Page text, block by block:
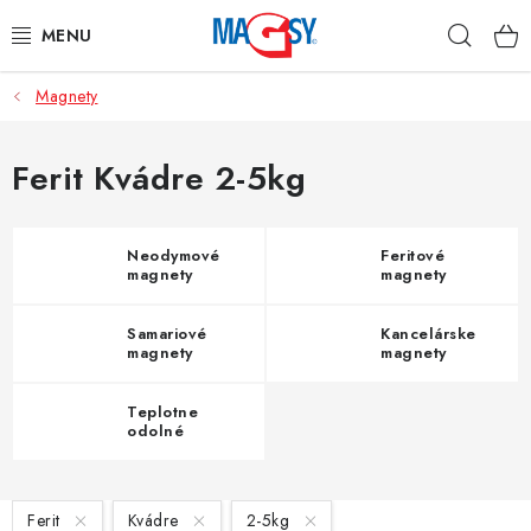
na
HLAVNÉ KATEGÓRIE
MAGNETICKÉ POMÔCKY
OSTATNÉ MAGNETY
NEREZOVÉ MATERIÁLY
Obchodné podmienky
Magnety
Ferit Kvádre 2-5kg
Neodymové
magnety
Feritové
magnety
Samariové
magnety
Kancelárske
magnety
Teplotne
odolné
VFerit Kvádre 2-5kg